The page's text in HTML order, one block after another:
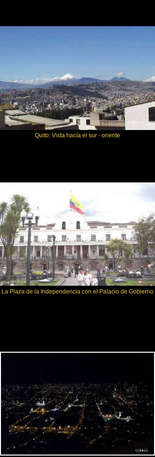
Quito: Vista hacía el sur - oriente
La Plaza de la Independencia con el Palacio de Gobierno